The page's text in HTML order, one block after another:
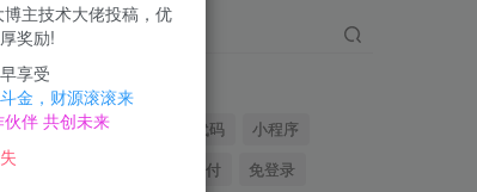
视频 项目 广告代码
小程序
卡片 易支付
免登录
主技术大佬投稿，优
奖励!
享受
金，财源滚滚来
伴 共创未来